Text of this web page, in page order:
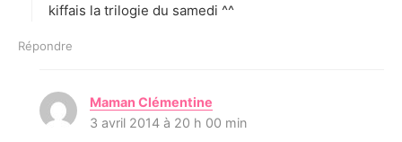
kiffais la trilogie du samedi ^^
Répondre
Maman Clémentine
i
3 avril 2014 à 20 h 00 min